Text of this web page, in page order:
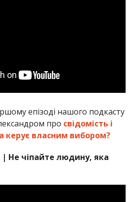
епізоді нашого подкасту
про свідомість і
керує власним вибором?
Не чіпайте людину, яка